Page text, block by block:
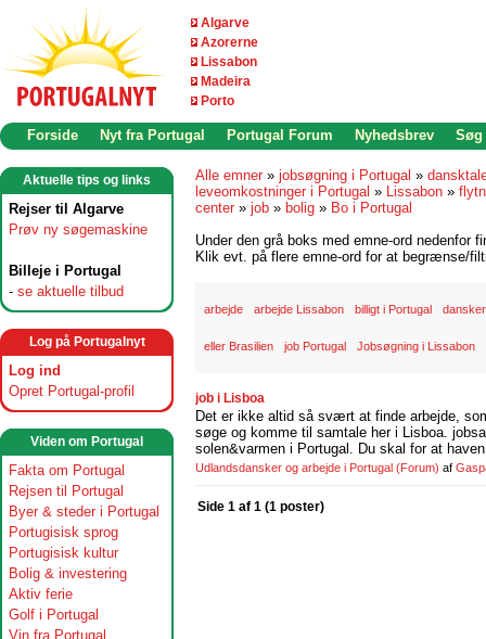
Algarve
Azorerne
Lissabon
Madeira
Porto
Forside Nyt fra Portugal Portugal Forum Nyhedsbrev Søg
Aktuelle tips og links
Rejser til Algarve
Prøv ny søgemaskine
Billeje i Portugal
- se aktuelle tilbud
Log på Portugalnyt
Log ind
Opret Portugal-profil
Viden om Portugal
Fakta om Portugal
Rejsen til Portugal
Byer & steder i Portugal
Portugisisk sprog
Portugisisk kultur
Bolig & investering
Aktiv ferie
Golf i Portugal
Vin fra Portugal
Alle emner » jobsøgning i Portugal »
leveomkostninger i Portugal » Lissabon »
center » job » bolig » Bo i Portugal
Under den grå boks med emne-ord nedenfor
Klik evt. på flere emne-ord for at begrænse/
arbejde arbejde Lissabon billigt i Portugal
eller Brasilien job Portugal Jobsøgning i Lissabon
job i Lisboa
Det er ikke altid så svært at finde arbejde,
søge og komme til samtale her i Lisboa.
solen&varmen i Portugal. Du skal for at
Udlandsdansker og arbejde i Portugal (Forum) af
Side 1 af 1 (1 poster)